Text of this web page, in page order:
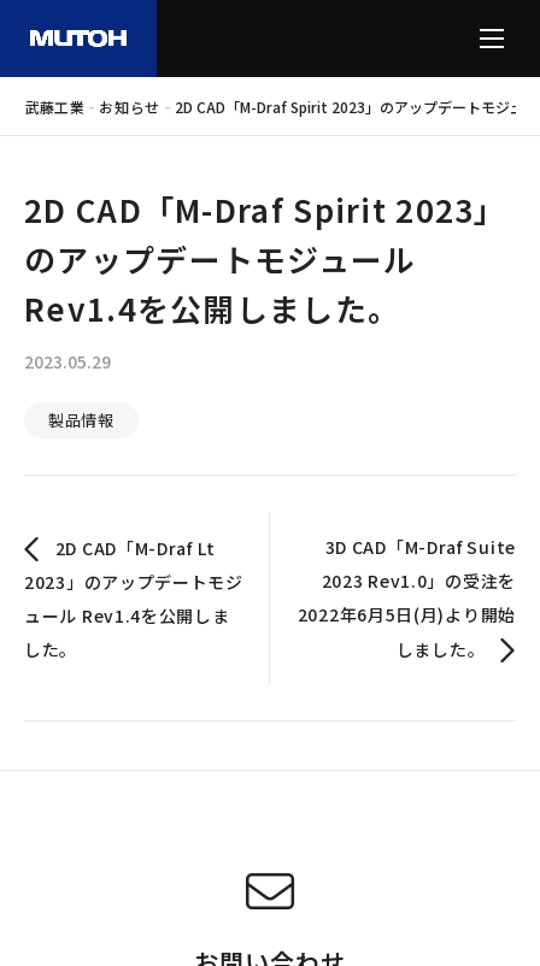
武藤工業 - お知らせ - 2D CAD「M-Draf Spirit 2023」のアップデートモジュ
2D CAD「M-Draf Spirit 2023」
のアップデートモジュール
Rev1.4を公開しました。
2023.05.29
製品情報
2D CAD「M-Draf Lt
2023」のアップデートモジ
ュール Rev1.4を公開しま
した。
3D CAD「M-Draf Suite
2023 Rev1.0」の受注を
2022年6月5日(月)より開始
しました。